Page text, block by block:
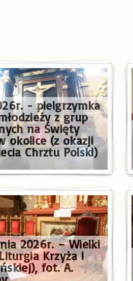
- pielgrzymka
z grup
na Święty
okolice (z okazji
Chrztu Polski)
2026r. – Wielki
Krzyża i
fot. A.